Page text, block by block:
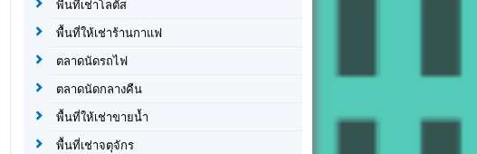
พื้นที่เช่าโลตัส
พื้นที่ให้เช่าร้านกาแฟ
ตลาดนัดรถไฟ
ตลาดนัดกลางคืน
พื้นที่ให้เช่าขายน้ำ
พื้นที่เช่าจตุจักร